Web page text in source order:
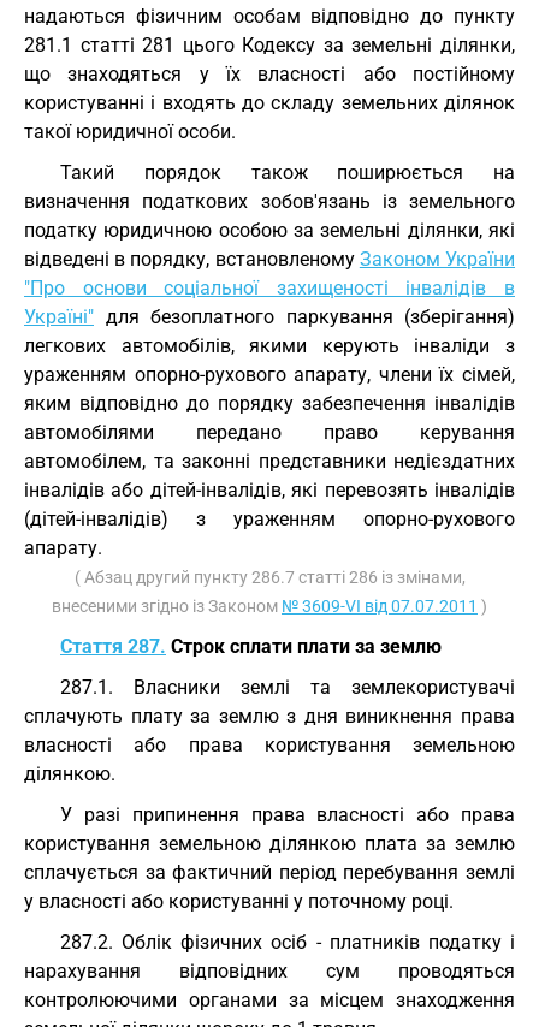
надаються фізичним особам відповідно до пункту
281.1 статті 281 цього Кодексу за земельні ділянки,
що знаходяться у їх власності або постійному
користуванні і входять до складу земельних ділянок
такої юридичної особи.
Такий порядок також поширюється на
визначення податкових зобов'язань із земельного
податку юридичною особою за земельні ділянки, які
відведені в порядку, встановленому Законом України
"Про основи соціальної захищеності інвалідів в
Україні" для безоплатного паркування (зберігання)
легкових автомобілів, якими керують інваліди з
ураженням опорно-рухового апарату, члени їх сімей,
яким відповідно до порядку забезпечення інвалідів
автомобілями передано право керування
автомобілем, та законні представники недієздатних
інвалідів або дітей-інвалідів, які перевозять інвалідів
(дітей-інвалідів) з ураженням опорно-рухового
апарату.
( Абзац другий пункту 286.7 статті 286 із змінами,
внесеними згідно із Законом № 3609-VI від 07.07.2011 )
Стаття 287. Строк сплати плати за землю
287.1. Власники землі та землекористувачі
сплачують плату за землю з дня виникнення права
власності або права користування земельною
ділянкою.
У разі припинення права власності або права
користування земельною ділянкою плата за землю
сплачується за фактичний період перебування землі
у власності або користуванні у поточному році.
287.2. Облік фізичних осіб - платників податку і
нарахування відповідних сум проводяться
контролюючими органами за місцем знаходження